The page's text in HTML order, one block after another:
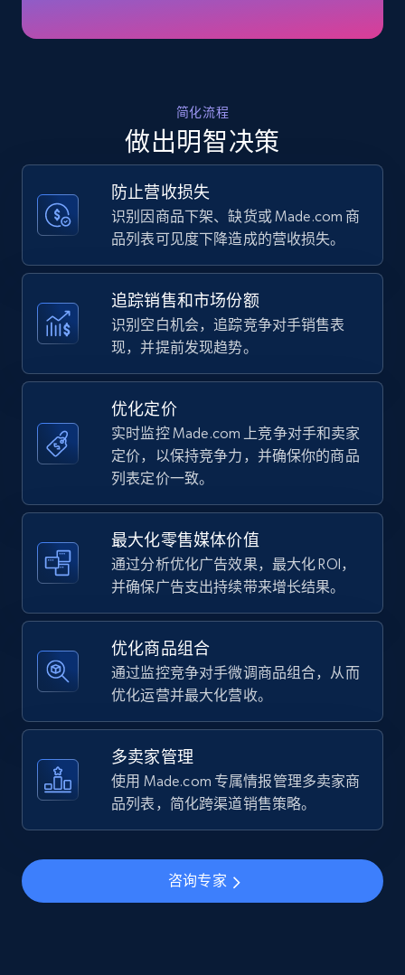
35.3K+ 5.7K+ 立即开始
Amazon products - find products by using
upc numbers
price, Currency, Availability, Reviews count, and
more.
35.3K+ 5.7K+ 立即开始
Amazon Reviews
URL, Product name, Product rating, Product
rating object, Product rating max, Rating,
Author name, Asin, and more.
7.4K+ 870+
Walmart - products
URL, Final price, Sku, Currency, Gtin,
more.
875+ 立即开始
Walmart - products - Find new products by
using specific category URL
URL, Final price, Sku, Currency, Gtin,
Specifications, Image urls, Top reviews, and
5.6K+ 875+ 立即开始
简化流程
做出明智决策
防止营收损失
识别因商品下架、缺货或 Made.com 商
品列表可见度下降造成的营收损失。
追踪销售和市场份额
识别空白机会，追踪竞争对手销售表
现，并提前发现趋势。
优化定价
实时监控 Made.com 上竞争对手和卖家
定价，以保持竞争力，并确保你的商品
列表定价一致。
最大化零售媒体价值
通过分析优化广告效果，最大化 ROI，
并确保广告支出持续带来增长结果。
优化商品组合
通过监控竞争对手微调商品组合，从而
优化运营并最大化营收。
多卖家管理
使用 Made.com 专属情报管理多卖家商
品列表，简化跨渠道销售策略。
咨询专家